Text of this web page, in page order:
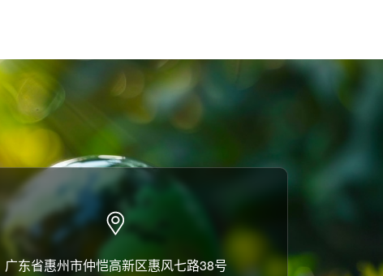
广东省惠州市仲恺高新区惠风七路38号